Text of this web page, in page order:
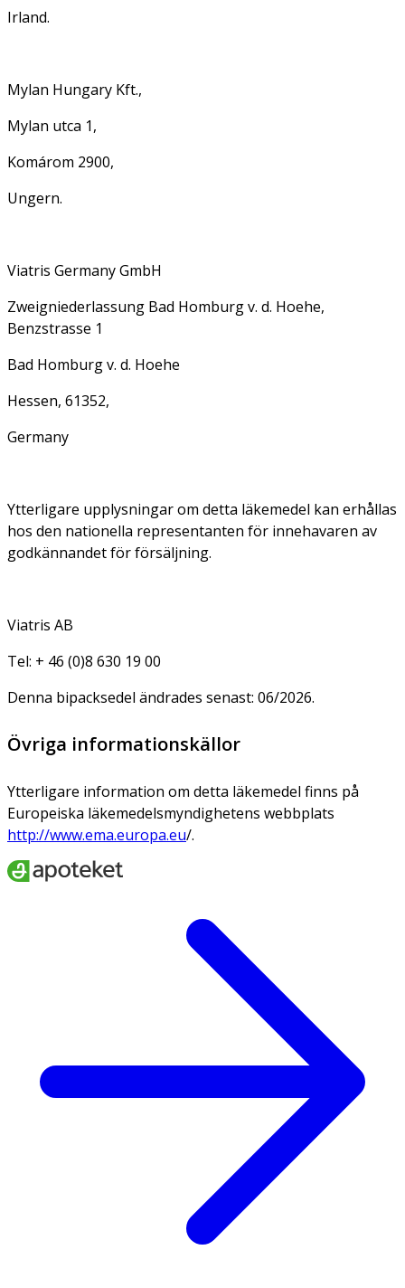
Irland.
Mylan Hungary Kft.,
Mylan utca 1,
Komárom 2900,
Ungern.
Viatris Germany GmbH
Zweigniederlassung Bad Homburg v. d. Hoehe,
Benzstrasse 1
Bad Homburg v. d. Hoehe
Hessen, 61352,
Germany
Ytterligare upplysningar om detta läkemedel kan erhållas
hos den nationella representanten för innehavaren av
godkännandet för försäljning.
Viatris AB
Tel: + 46 (0)8 630 19 00
Denna bipacksedel ändrades senast: 06/2026.
Övriga informationskällor
Ytterligare information om detta läkemedel finns på
Europeiska läkemedelsmyndighetens webbplats
http://www.ema.europa.eu/.